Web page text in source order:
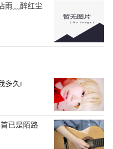
雨﹏醉红尘
多久i
已是陌路